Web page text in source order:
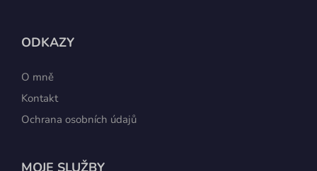
ODKAZY
O mně
Kontakt
Ochrana osobních údajů
MOJE SLUŽBY